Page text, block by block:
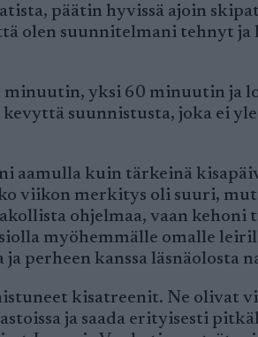
päätin hyvissä ajoin
olen suunnitelmani tehnyt
yksi 60 minuutin ja
suunnistusta, joka ei
aamulla kuin tärkeinä
viikon merkitys oli suuri,
ohjelmaa, vaan kehoni
myöhemmälle omalle
perheen kanssa läsnäolosta
kisatreenit. Ne olivat
ja saada erityisesti